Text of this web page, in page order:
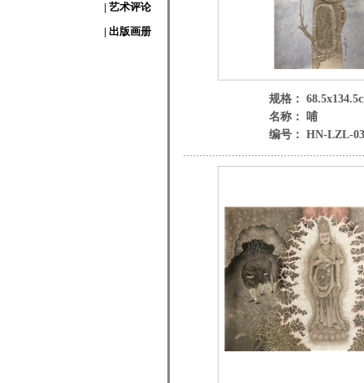
| 艺术评论
| 出版画册
规格：
名称： 哺
编号： HN-LZL-